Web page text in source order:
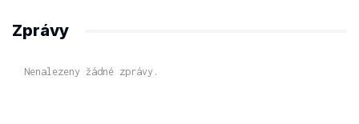
Zprávy
Nenalezeny žádné zprávy.